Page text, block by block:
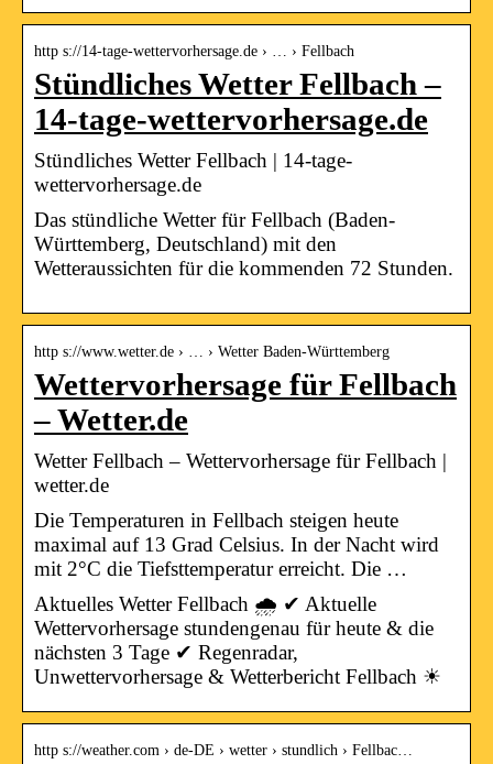
http s://14-tage-wettervorhersage.de › … › Fellbach
Stündliches Wetter Fellbach –
14-tage-wettervorhersage.de
Stündliches Wetter Fellbach | 14-tage-
wettervorhersage.de
Das stündliche Wetter für Fellbach (Baden-
Württemberg, Deutschland) mit den
Wetteraussichten für die kommenden 72 Stunden.
http s://www.wetter.de › … › Wetter Baden-Württemberg
Wettervorhersage für Fellbach
– Wetter.de
Wetter Fellbach – Wettervorhersage für Fellbach |
wetter.de
Die Temperaturen in Fellbach steigen heute
maximal auf 13 Grad Celsius. In der Nacht wird
mit 2°C die Tiefsttemperatur erreicht. Die …
Aktuelles Wetter Fellbach 🌧️ ✔ Aktuelle
Wettervorhersage stundengenau für heute & die
nächsten 3 Tage ✔ Regenradar,
Unwettervorhersage & Wetterbericht Fellbach ☀
http s://weather.com › de-DE › wetter › stundlich › Fellbac…